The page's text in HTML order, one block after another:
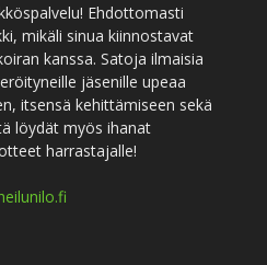
Ehdottomasti
mikäli sinua kiinnostavat
kanssa. Satoja ilmaisia
jäsenille upeaa
itsensä kehittämiseen sekä
löydät myös ihanat
harrastajalle!